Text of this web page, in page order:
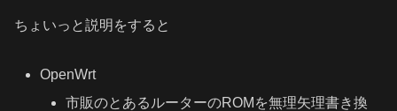
ちょいっと説明をすると
OpenWrt
市販のとあるルーターのROM を無理矢理書き換